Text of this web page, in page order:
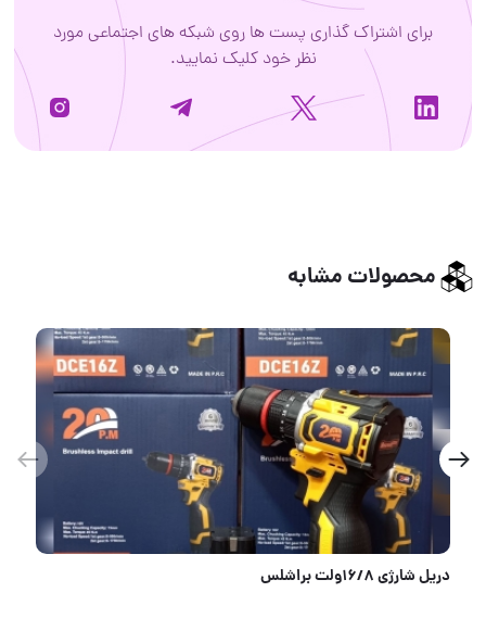
برای اشتراک گذاری پست ها روی شبکه های اجتماعی مورد
نظر خود کلیک نمایید.
محصولات مشابه